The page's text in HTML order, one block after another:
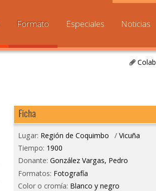
Formato Especiales Noticias
Ficha
Lugar: Región de Coquimbo / Vicuña
Tiempo: 1900
Donante: González Vargas, Pedro
Formatos: Fotografía
Color o cromía: Blanco y negro